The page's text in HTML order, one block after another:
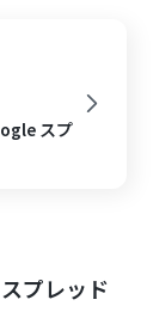
スプ
プレッド